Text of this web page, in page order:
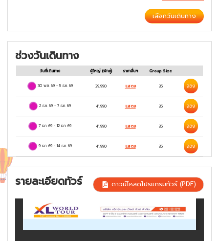
เลือกวันเดินทาง
ช่วงวันเดินทาง
วันที่เดินทาง ผู้ใหญ่ (พักคู่) ราคาอื่นๆ Group Size
30 พ.ย. 69- 5 ธ.ค. 69 39,990 แสดง 35 จอง
2 ธ.ค. 69 -7 ธ.ค. 69 41,990 แสดง 35 จอง
7 ธ.ค. 69 -12 ธ.ค. 69 41,990 แสดง 35 จอง
9 ธ.ค. 69- 14 ธ.ค. 69 41,990 แสดง 35 จอง
รายละเอียดทัวร์ ดาวน์โหลดโปรแกรมทัวร์ (PDF)